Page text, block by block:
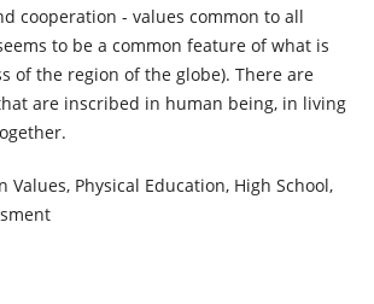
cooperation - values common to all
to be a common feature of what is
of the region of the globe). There are
are inscribed in human being, in living
Values, Physical Education, High School,